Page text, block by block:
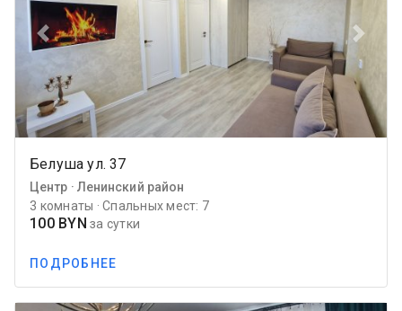
Previous Next
Белуша ул. 37
Центр · Ленинский район
3 комнаты · Спальных мест: 7
100 BYN за сутки
ПОДРОБНЕЕ